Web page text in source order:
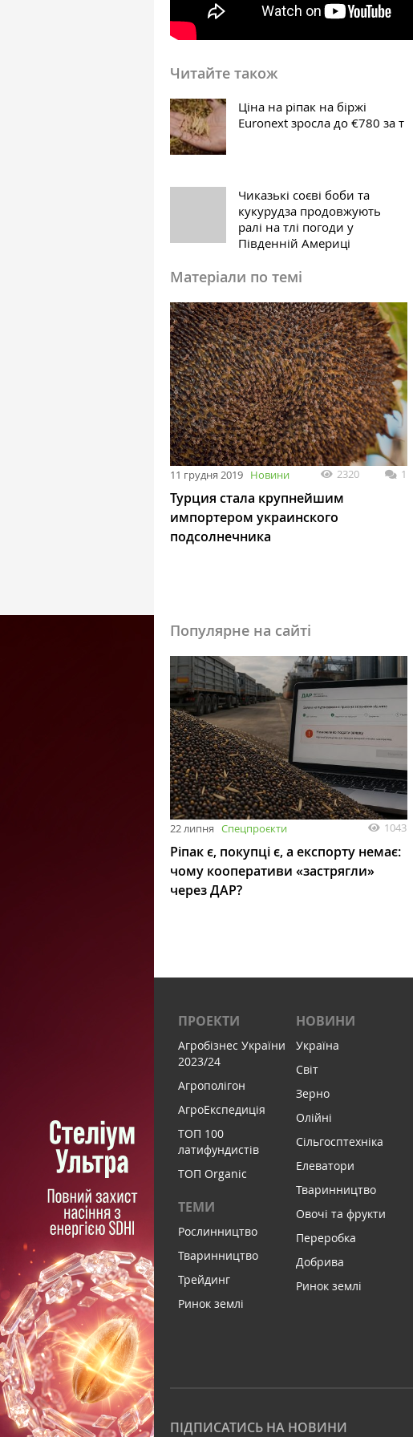
Читайте також
Ціна на ріпак на біржі
Euronext зросла до €780 за т
Чиказькі соєві боби та
кукурудза продовжують
ралі на тлі погоди у
Південній Америці
Матеріали по темі
11 грудня 2019 Новини 2320 1
Турция стала крупнейшим
импортером украинского
подсолнечника
Популярне на сайті
22 липня Спецпроєкти 1043
Ріпак є, покупці є, а експорту немає:
чому кооперативи «застрягли»
через ДАР?
ПРОЕКТИ
Агробізнес України
2023/24
Агрополігон
АгроЕкспедиція
ТОП 100
латифундистів
ТОП Organic
ТЕМИ
Рослинництво
Тваринництво
Трейдинг
Ринок землі
НОВИНИ
Україна
Світ
Зерно
Олійні
Сільгосптехніка
Елеватори
Тваринництво
Овочі та фрукти
Переробка
Добрива
Ринок землі
ПІДПИСАТИСЬ НА НОВИНИ